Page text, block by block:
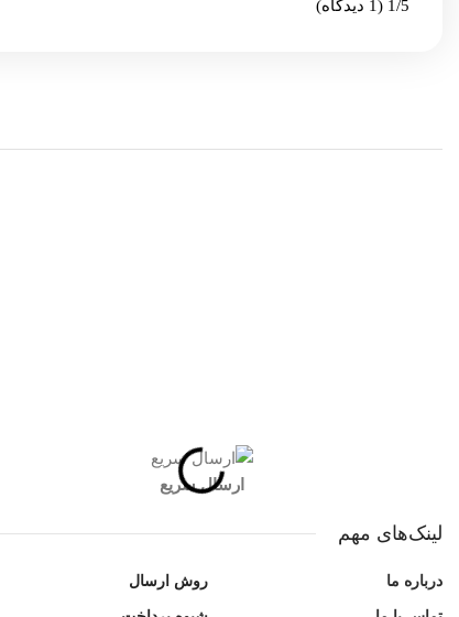
1/5 (1 دیدگاه)
ارسال سریع
لینک‌های مهم
درباره ما روش ارسال